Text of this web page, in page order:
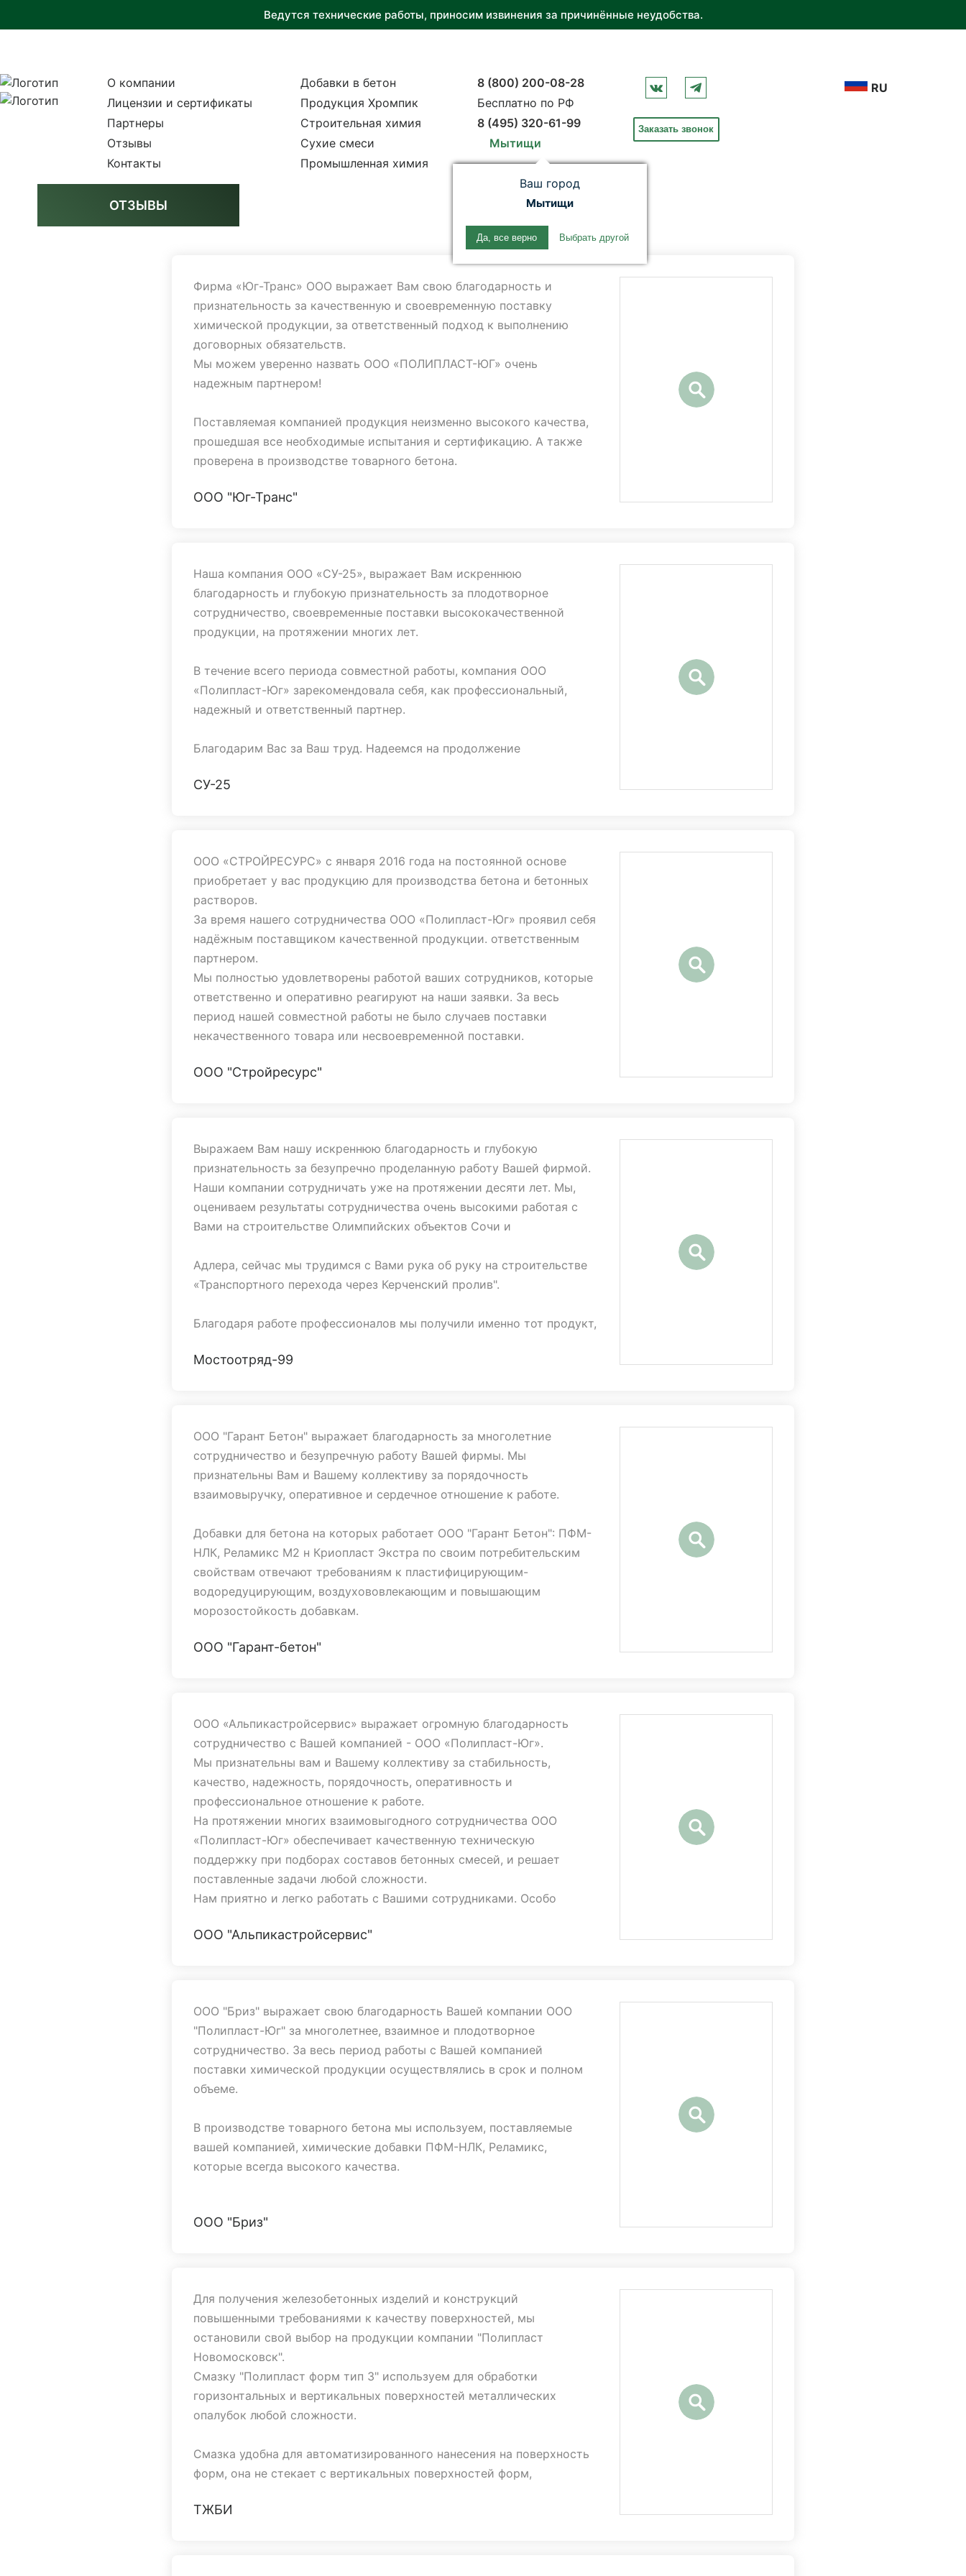
Ведутся технические работы, приносим извинения за причинённые неудобства.
О компании
Лицензии и сертификаты
Партнеры
Отзывы
Контакты
Добавки в бетон
Продукция Хромпик
Строительная химия
Сухие смеси
Промышленная химия
8 (800) 200-08-28
Бесплатно по РФ
8 (495) 320-61-99
Мытищи
Ваш город
Мытищи
Да, все верно Выбрать другой
Заказать звонок
RU
ОТЗЫВЫ
Фирма «Юг-Транс» ООО выражает Вам свою благодарность и
признательность за качественную и своевременную поставку
химической продукции, зa ответственный подход к выполнению
договорных обязательств.
Мы можем уверенно назвать ООО «ПОЛИПЛАСТ-ЮГ» очень
надежным партнером!
Поставляемая компанией продукция неизменно высокого качества,
прошедшая все необходимые испытания и сертификацию. А также
проверена в производстве товарного бетона.
Все поставки выполняются вовремя, в строго оговоренные сроки и с
Мы надеемся на дальнейшее взаимовыгодное сотрудничество и
верим в сохранение деловых и дружеских отношений!
ООО "Юг-Транс"
Наша компания ООО «СУ-25», выражает Вам искреннюю
благодарность и глубокую признательность за плодотворное
сотрудничество, своевременные поставки высококачественной
продукции, на протяжении многих лет.
В течение всего периода совместной работы, компания ООО
«Полипласт-Юг» зарекомендовала себя, как профессиональный,
надежный и ответственный партнер.
Благодарим Вас за Ваш труд. Надеемся на продолжение
развития и процветания.
СУ-25
ООО «СТРОЙРЕСУРС» с января 2016 года на постоянной основе
приобретает у вас продукцию для производства бетона и бетонных
растворов.
За время нашего сотрудничества ООО «Полипласт-Юг» проявил себя
надёжным поставщиком качественной продукции. ответственным
партнером.
Мы полностью удовлетворены работой ваших сотрудников, которые
ответственно и оперативно реагируют на наши заявки. За весь
период нашей совместной работы не было случаев поставки
некачественного товара или несвоевременной поставки.
Надеемся на дальнейшее плодотворное взаимовыгодное и успешное
ООО "Стройресурс"
Выражаем Вам нашу искреннюю благодарность и глубокую
признательность за безупречно проделанную работу Вашей фирмой.
Наши компании сотрудничать уже на протяжении десяти лет. Мы,
оцениваем результаты сотрудничества очень высокими работая с
Вами на строительстве Олимпийских объектов Сочи и
Адлера, сейчас мы трудимся с Вами рука об руку на строительстве
«Транспортного перехода через Керченский пролив".
Благодаря работе профессионалов мы получили именно тот продукт,
который бы заставил нас усомниться в Вашем профессионализме и
надёжного, организованного и ответственного партнера.
Мы верим в сохранение сложившихся деловых и дружеских
отношения, надеемся на дальнейшее взаимовыгодное
объектов. Желаем успешного развития и достижения новых вершин
в бизнесе.
Мостоотряд-99
ООО "Гарант Бетон" выражает благодарность за многолетние
сотрудничество и безупречную работу Вашей фирмы. Мы
признательны Вам и Вашему коллективу за порядочность
взаимовыручку, оперативное и сердечное отношение к работе.
Добавки для бетона на которых работает ООО "Гарант Бетон": ПФМ-
НЛК, Реламикс М2 н Криопласт Экстра по своим потребительским
свойствам отвечают требованиям к пластифицирующим-
водоредуцирующим, воздухововлекающим и повышающим
морозостойкость добавкам.
Выражаем надежду, что и в будущем наши партнерские отношения
Рекомендуем ООО "Полипласт-Юг" как надежного, ответственного
партнера в бизнесе.
ООО "Гарант-бетон"
ООО «Альпикастройсервис» выражает огромную благодарность
сотрудничество с Вашей компанией - ООО «Полипласт-Юг».
Мы признательны вам и Вашему коллективу за стабильность,
качество, надежность, порядочность, оперативность и
профессиональное отношение к работе.
На протяжении многих взаимовыгодного сотрудничества ООО
«Полипласт-Юг» обеспечивает качественную техническую
поддержку при подборах составов бетонных смесей, и решает
поставленные задачи любой сложности.
Нам приятно и легко работать с Вашими сотрудниками. Особо
Сергеевича, Рязанову Ирину Геннадиевну - их обязательность не
Желаем успехов в работе и дальнейшего процветания.
ООО "Альпикастройсервис"
ООО "Бриз" выражает свою благодарность Вашей компании ООО
"Полипласт-Юг" за многолетнее, взаимное и плодотворное
сотрудничество. За весь период работы с Вашей компанией
поставки химической продукции осуществлялись в срок и полном
объеме.
В производстве товарного бетона мы используем, поставляемые
вашей компанией, химические добавки ПФМ-НЛК, Реламикс,
которые всегда высокого качества.
Геннадьевну Рязанову, за профессионализм, понимание, терпение,
объемы.
Мы готовы и в дальнейшем работать с вашей компанией.
ООО "Бриз"
Для получения железобетонных изделий и конструкций
повышенными требованиями к качеству поверхностей, мы
остановили свой выбор на продукции компании "Полипласт
Новомосковск".
Смазку "Полипласт форм тип 3" используем для обработки
горизонтальных и вертикальных поверхностей металлических
опалубок любой сложности.
Смазка удобна для автоматизированного нанесения на поверхность
форм, она не стекает с вертикальных поверхностей форм,
ТЖБИ